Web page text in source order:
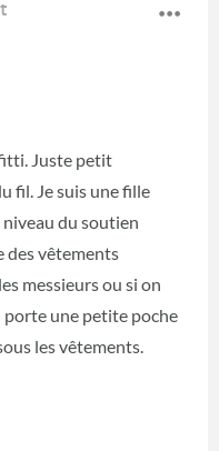
Juste petit
fil. Je suis une fille
du soutien
des vêtements
messieurs ou si on
porte une petite poche
les vêtements.